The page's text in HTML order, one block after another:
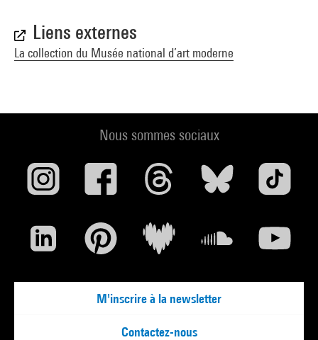
Liens externes
La collection du Musée national d’art moderne
Nous sommes sociaux
M'inscrire à la newsletter
Contactez-nous